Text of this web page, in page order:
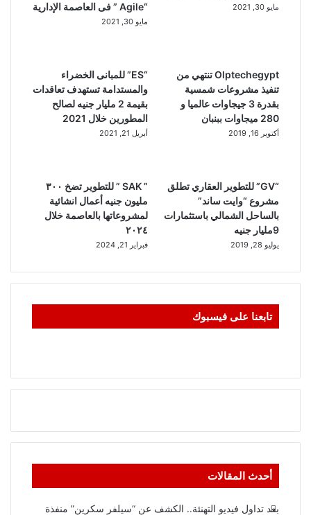
“Agile ” فى العاصمة الإدارية
مايو 30, 2021
مايو 30, 2021
“ES” للمبانى الخضراء
والمستدامة تستهدف تعاقدات
بقيمة 2 مليار جنيه لصالح
المطورين خلال 2021
أبريل 21, 2021
Olptechegypt تنتهي من
تنفيذ مشروعات شمسية
بقدرة 3 جيجاوات عالميا و
280 ميجاوات ببنبان
أكتوبر 16, 2019
” SAK ” للتطوير تضخ ٣٠٠
مليون جنيه أعمال انشائية
لمشروعاتها بالعاصمة خلال
٢٠٢٤
فبراير 21, 2024
“GV” للتطوير العقاري تطلق
مشروع “وايت ساند”
بالساحل الشمالي باستثمارات
9مليار جنيه
يوليو 28, 2019
تابعنا على فيسبوك
أحدث المقالات
بعد تداول فيديو التهنئة.. الكشف عن “سيلفر سكرين” منفذة